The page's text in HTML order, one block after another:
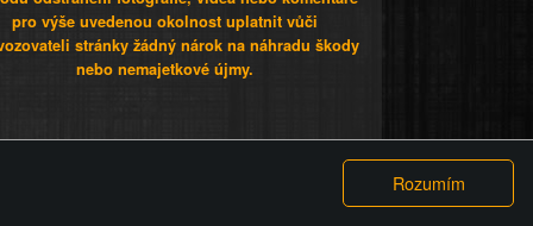
pro výše uvedenou okolnost uplatnit vůči
stránky žádný nárok na náhradu škody
nebo nemajetkové újmy.